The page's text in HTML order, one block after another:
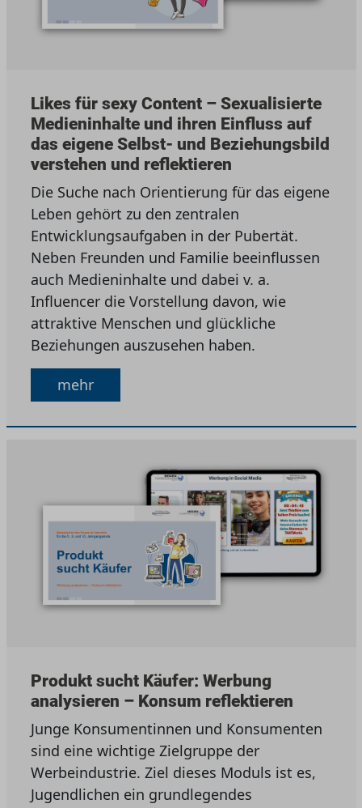
Likes für sexy Content – Sexualisierte
Medieninhalte und ihren Einfluss auf
das eigene Selbst- und Beziehungsbild
verstehen und reflektieren
Die Suche nach Orientierung für das eigene
Leben gehört zu den zentralen
Entwicklungsaufgaben in der Pubertät.
Neben Freunden und Familie beeinflussen
auch Medieninhalte und dabei v. a.
Influencer die Vorstellung davon, wie
attraktive Menschen und glückliche
Beziehungen auszusehen haben.
mehr
Produkt sucht Käufer: Werbung
analysieren – Konsum reflektieren
Junge Konsumentinnen und Konsumenten
sind eine wichtige Zielgruppe der
Werbeindustrie. Ziel dieses Moduls ist es,
Jugendlichen ein grundlegendes